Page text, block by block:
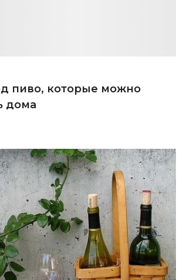
пиво, которые можно
дома